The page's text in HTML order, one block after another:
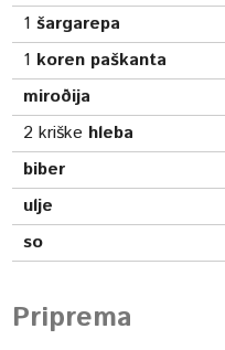
1 šargarepa
1 koren paškanta
miroðija
2 kriške hleba
biber
ulje
so
Priprema